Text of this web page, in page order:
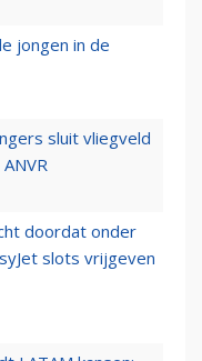
jongen in de
sluit vliegveld
doordat onder
slots vrijgeven